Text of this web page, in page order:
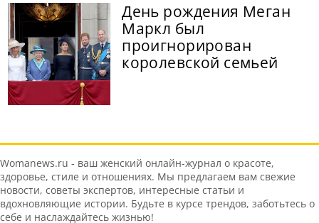
День рождения Меган
Маркл был
проигнорирован
королевской семьей
Womanews.ru - ваш женский онлайн-журнал о красоте,
здоровье, стиле и отношениях. Мы предлагаем вам свежие
новости, советы экспертов, интересные статьи и
вдохновляющие истории. Будьте в курсе трендов, заботьтесь о
себе и наслаждайтесь жизнью!